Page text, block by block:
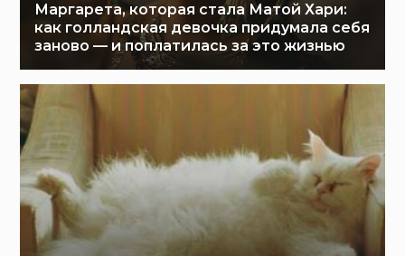
Маргарета, которая стала Матой Хари:
как голландская девочка придумала себя
заново — и поплатилась за это жизнью